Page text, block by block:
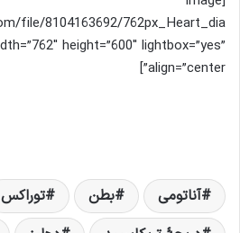
file/8104163692/762px_Heart_dia
height=”600″ lightbox=”yes”
align=”center”]
آناتومی بطن
توراکس